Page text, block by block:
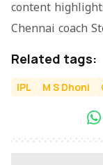
content
Chennai coach
Related tags:
IPL M S Dhoni